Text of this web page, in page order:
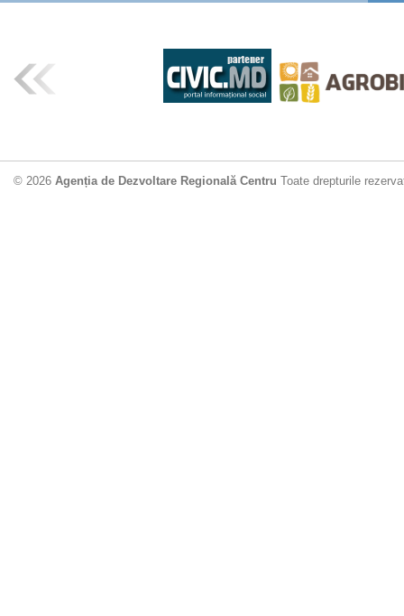
© 2026 Agenția de Dezvoltare Regională Centru Toate drepturile